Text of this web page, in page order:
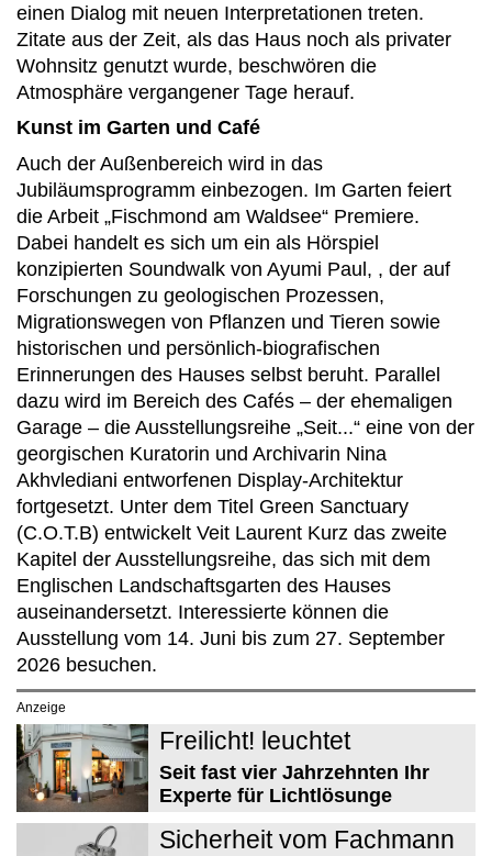
einen Dialog mit neuen Interpretationen treten.
Zitate aus der Zeit, als das Haus noch als privater
Wohnsitz genutzt wurde, beschwören die
Atmosphäre vergangener Tage herauf.
Kunst im Garten und Café
Auch der Außenbereich wird in das
Jubiläumsprogramm einbezogen. Im Garten feiert
die Arbeit „Fischmond am Waldsee“ Premiere.
Dabei handelt es sich um ein als Hörspiel
konzipierten Soundwalk von Ayumi Paul, , der auf
Forschungen zu geologischen Prozessen,
Migrationswegen von Pflanzen und Tieren sowie
historischen und persönlich-biografischen
Erinnerungen des Hauses selbst beruht. Parallel
dazu wird im Bereich des Cafés – der ehemaligen
Garage – die Ausstellungsreihe „Seit...“ eine von der
georgischen Kuratorin und Archivarin Nina
Akhvlediani entworfenen Display-Architektur
fortgesetzt. Unter dem Titel Green Sanctuary
(C.O.T.B) entwickelt Veit Laurent Kurz das zweite
Kapitel der Ausstellungsreihe, das sich mit dem
Englischen Landschaftsgarten des Hauses
auseinandersetzt. Interessierte können die
Ausstellung vom 14. Juni bis zum 27. September
2026 besuchen.
Anzeige
Freilicht! leuchtet
Seit fast vier Jahrzehnten Ihr
Experte für Lichtlösunge
Sicherheit vom Fachmann